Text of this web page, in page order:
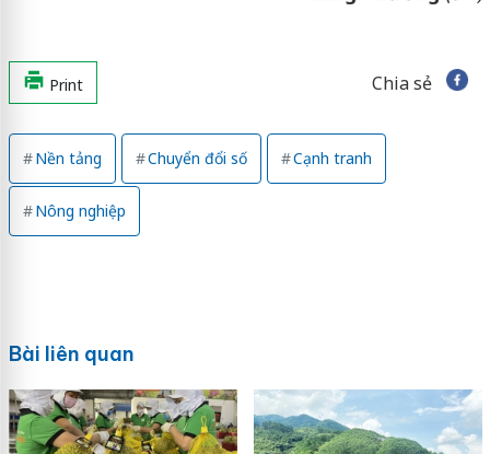
Print Chia sẻ
Nền tảng Chuyển đổi số Cạnh tranh
Nông nghiệp
Bài liên quan